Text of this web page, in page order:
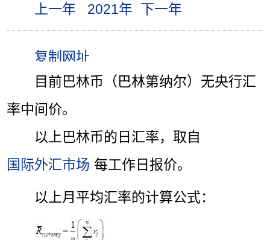
上一年
2021年 下一年
目前巴林币（巴林第纳尔）无央行汇
率中间价。
以上巴林币的日汇率，取自
国际外汇市场 每工作日报价。
以上月平均汇率的计算公式：